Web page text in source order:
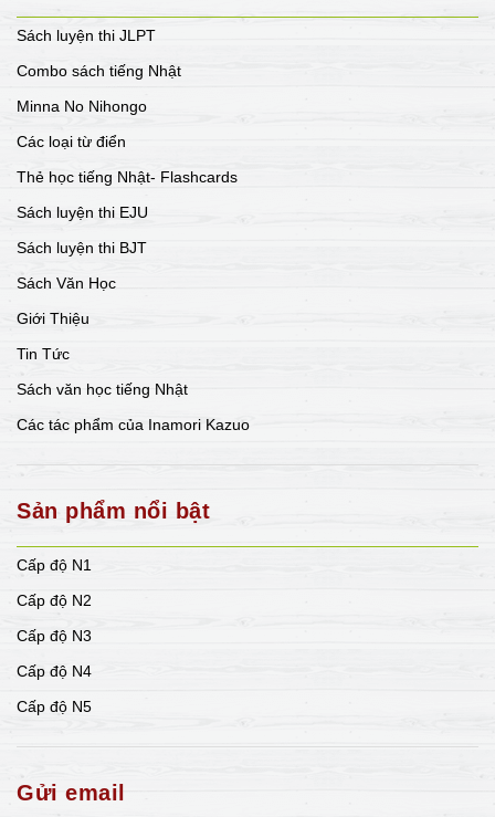
Sách luyện thi JLPT
Combo sách tiếng Nhật
Minna No Nihongo
Các loại từ điển
Thẻ học tiếng Nhật- Flashcards
Sách luyện thi EJU
Sách luyện thi BJT
Sách Văn Học
Giới Thiệu
Tin Tức
Sách văn học tiếng Nhật
Các tác phẩm của Inamori Kazuo
Sản phẩm nổi bật
Cấp độ N1
Cấp độ N2
Cấp độ N3
Cấp độ N4
Cấp độ N5
Gửi email